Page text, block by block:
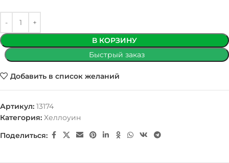
В КОРЗИНУ
Быстрый заказ
Добавить в список желаний
Артикул: 13174
Категория: Хеллоуин
Поделиться: